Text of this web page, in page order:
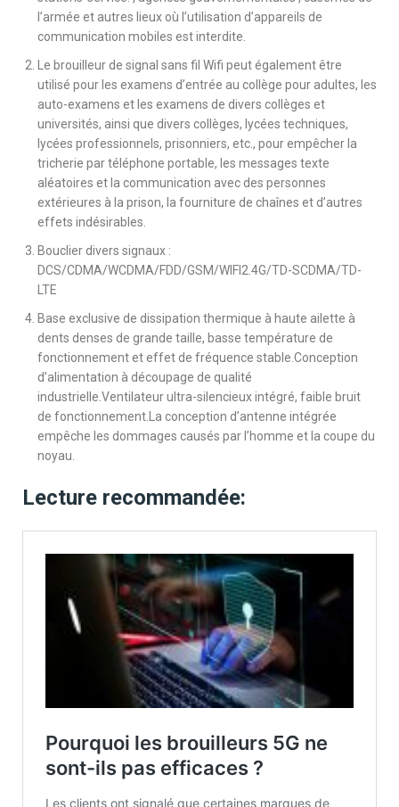
l’armée et autres lieux où l’utilisation d’appareils de
communication mobiles est interdite.
Le brouilleur de signal sans fil Wifi peut également être
utilisé pour les examens d’entrée au collège pour adultes, les
auto-examens et les examens de divers collèges et
universités, ainsi que divers collèges, lycées techniques,
lycées professionnels, prisonniers, etc., pour empêcher la
tricherie par téléphone portable, les messages texte
aléatoires et la communication avec des personnes
extérieures à la prison, la fourniture de chaînes et d’autres
effets indésirables.
Bouclier divers signaux :
DCS/CDMA/WCDMA/FDD/GSM/WIFI2.4G/TD-SCDMA/TD-
LTE
Base exclusive de dissipation thermique à haute ailette à
dents denses de grande taille, basse température de
fonctionnement et effet de fréquence stable.Conception
d’alimentation à découpage de qualité
industrielle.Ventilateur ultra-silencieux intégré, faible bruit
de fonctionnement.La conception d’antenne intégrée
empêche les dommages causés par l’homme et la coupe du
noyau.
Lecture recommandée: